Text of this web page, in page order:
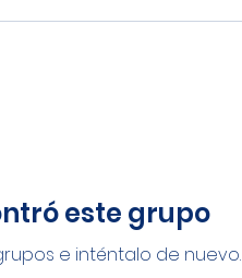
este grupo
e inténtalo de nuevo.